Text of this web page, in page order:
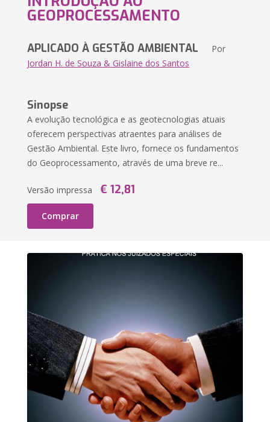
GEOPROCESSAMENTO
APLICADO À GESTÃO AMBIENTAL Por
Jordan H. de Souza & Gislaine dos Santos
Sinopse
A evolução tecnológica e as geotecnologias atuais
oferecem perspectivas atraentes para análises de
Gestão Ambiental. Este livro, fornece os fundamentos
do Geoprocessamento, através de uma breve re...
Versão impressa € 12,81
Comprar